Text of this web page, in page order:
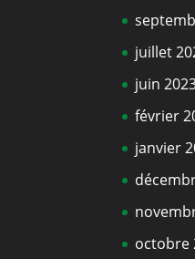
juillet
juin
février
janvier
octobre